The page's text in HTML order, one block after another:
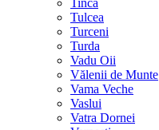
Tinca
Tulcea
Turceni
Turda
Vadu Oii
Vălenii de Munte
Vama Veche
Vaslui
Vatra Dornei